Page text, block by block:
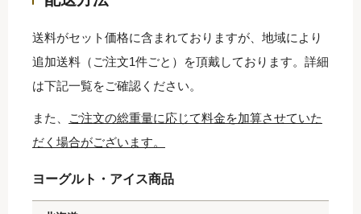
送料がセット価格に含まれておりますが、地域により
追加送料（ご注文1件ごと）を頂戴しております。詳細
は下記一覧をご確認ください。
また、
ご注文の総重量に応じて料金を加算させていた
だく場合がございます。
ヨーグルト・アイス商品